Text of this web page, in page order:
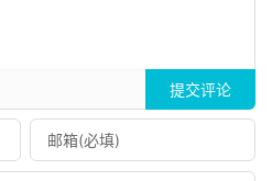
提交评论